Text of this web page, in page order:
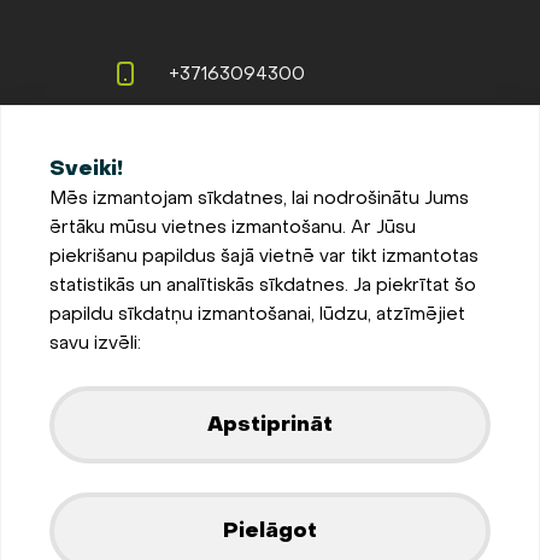
Sveiki!
Mēs izmantojam sīkdatnes, lai nodrošinātu Jums
ērtāku mūsu vietnes izmantošanu. Ar Jūsu
piekrišanu papildus šajā vietnē var tikt izmantotas
statistikās un analītiskās sīkdatnes. Ja piekrītat šo
papildu sīkdatņu izmantošanai, lūdzu, atzīmējiet
savu izvēli:
Apstiprināt
Pielāgot
+37163094300
LV-3002, Latvija
Pieteikties jaunumiem
Sīkdatņu iestatījumi
Privātuma un sīkdatņu
Izstrādājis